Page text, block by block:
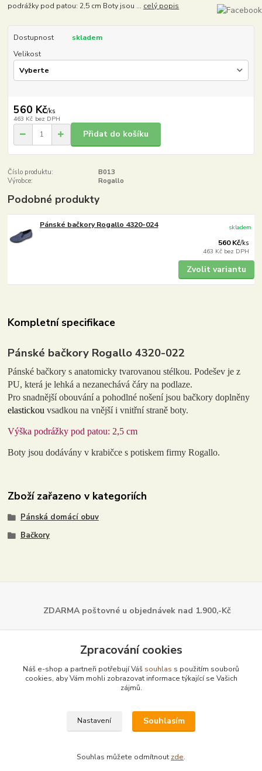
podrážky pod patou: 2,5 cm Boty jsou ... celý popis
Dostupnost
skladem
Velikost
560 Kč/ks
463 Kč bez DPH
Přidat do košíku
Číslo produktu:
B013
Výrobce:
Rogallo
Podobné produkty
Pánské bačkory Rogallo 4320-024
560 Kč/ks
463 Kč bez DPH
skladem
Zvolit variantu
Kompletní specifikace
Pánské bačkory Rogallo 4320-022
Pánské bačkory s anatomicky tvarovanou stélkou.Podešev je z
PU, která je lehká a nezanechává čáry na podlaze.
Pro snadnější obouvání a pohodlné nošení jsou bačkory doplněny
elastickou vsadkou na vnější i vnitřní straně boty.
Výška podrážky pod patou: 2,5 cm
Boty jsou dodávány v krabičce s potiskem firmy Rogallo.
Zboží zařazeno v kategoriích
Pánská domácí obuv
Bačkory
ZDARMA poštovné u objednáveknad 1.900,-Kč
Dále z naší nabídky
Zpracování cookies
Náš e-shop a partneři potřebují Váš souhlas s použitím souborů
cookies, aby Vám mohli zobrazovat informace týkající se Vašich
zájmů.
Nastavení Souhlasím
Souhlas můžete odmítnout zde.